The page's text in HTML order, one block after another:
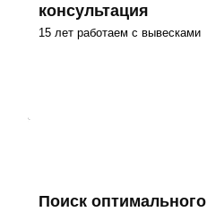
консультация
15 лет работаем с вывесками
Поиск оптимального